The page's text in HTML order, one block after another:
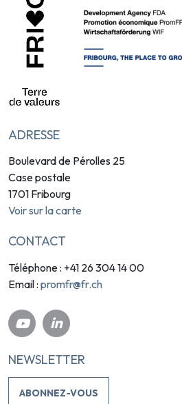
ADRESSE
Boulevard de Pérolles 25
Case postale
1701 Fribourg
Voir sur la carte
CONTACT
Téléphone : +41 26 304 14 00
Email : promfr@fr.ch
NEWSLETTER
ABONNEZ-VOUS